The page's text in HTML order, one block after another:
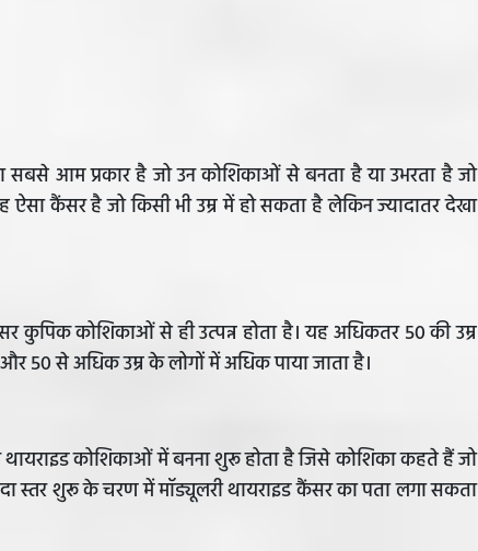
सबसे आम प्रकार है जो उन कोशिकाओं से बनता है या उभरता है जो
ऐसा कैंसर है जो किसी भी उम्र में हो सकता है लेकिन ज्यादातर देखा
कुपिक कोशिकाओं से ही उत्पन्न होता है। यह अधिकतर 50 की उम्र
50 से अधिक उम्र के लोगों में अधिक पाया जाता है।
थायराइड कोशिकाओं में बनना शुरू होता है जिसे कोशिका कहते हैं जो
स्तर शुरू के चरण में मॉड्यूलरी थायराइड कैंसर का पता लगा सकता